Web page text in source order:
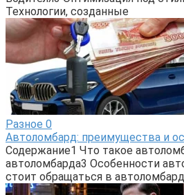
Технологии, созданные
Разное 0
Автоломбард: преимущества и
Содержание1 Что такое
автоломбарда3 Особенности
стоит обращаться в